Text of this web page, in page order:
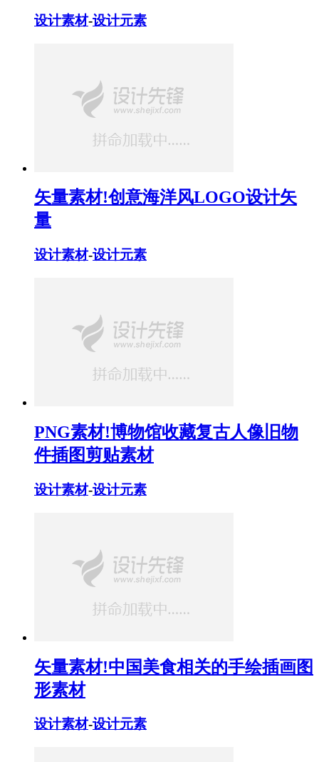
设计素材-设计元素
矢量素材!创意海洋风LOGO设计矢
量
设计素材-设计元素
PNG素材!博物馆收藏复古人像旧物
件插图剪贴素材
设计素材-设计元素
矢量素材!中国美食相关的手绘插画图
形素材
设计素材-设计元素